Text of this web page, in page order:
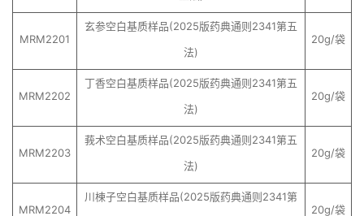
MRM2201
玄参空白基质样品(2025版药典通则2341第五
法)
20g/袋
MRM2202
丁香空白基质样品(2025版药典通则2341第五
法)
20g/袋
MRM2203
莪术空白基质样品(2025版药典通则2341第五
法)
20g/袋
MRM2204
川楝子空白基质样品(2025版药典通则2341第
20g/袋